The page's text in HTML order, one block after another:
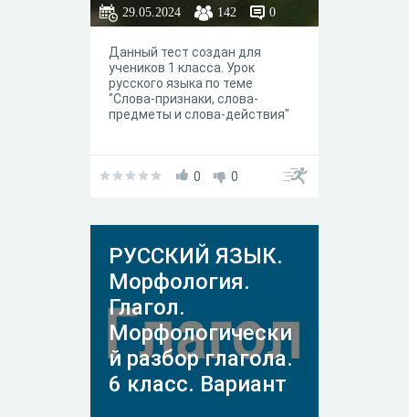
29.05.2024 142 0
Данный тест создан для
учеников 1 класса. Урок
русского языка по теме
"Слова-признаки, слова-
предметы и слова-действия"
0 0
РУССКИЙ ЯЗЫК.
Морфология.
Глагол.
Морфологически
й разбор глагола.
6 класс. Вариант